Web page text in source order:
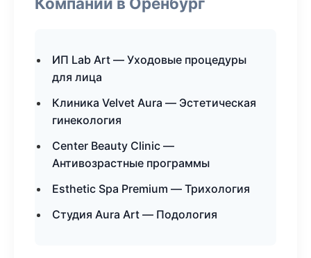
ИП Lab Art — Уходовые процедуры
для лица
Клиника Velvet Aura — Эстетическая
гинекология
Center Beauty Clinic —
Антивозрастные программы
Esthetic Spa Premium — Трихология
Студия Aura Art — Подология